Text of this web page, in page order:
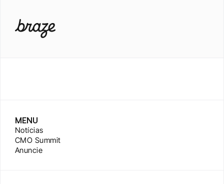
MENU
Notícias
CMO Summit
Anuncie